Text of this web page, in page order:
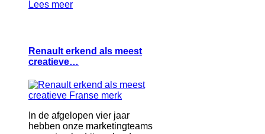
Lees meer
Renault erkend als meest
creatieve…
In de afgelopen vier jaar
hebben onze marketingteams